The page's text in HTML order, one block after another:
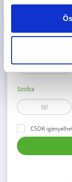
Szoba
CSOK